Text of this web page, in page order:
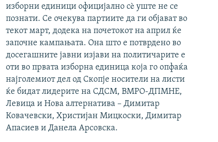
изборни единици официјално сè уште не се
познати. Се очекува партиите да ги објават во
текот март, додека на почетокот на април ќе
започне кампањата. Она што е потврдено во
досегашните јавни изјави на политичарите е
оти во првата изборна единица која го опфаќа
најголемиот дел од Скопје носители на листи
ќе бидат лидерите на СДСМ, ВМРО-ДПМНЕ,
Левица и Нова алтернатива – Димитар
Ковачевски, Христијан Мицкоски, Димитар
Апасиев и Данела Арсовска.